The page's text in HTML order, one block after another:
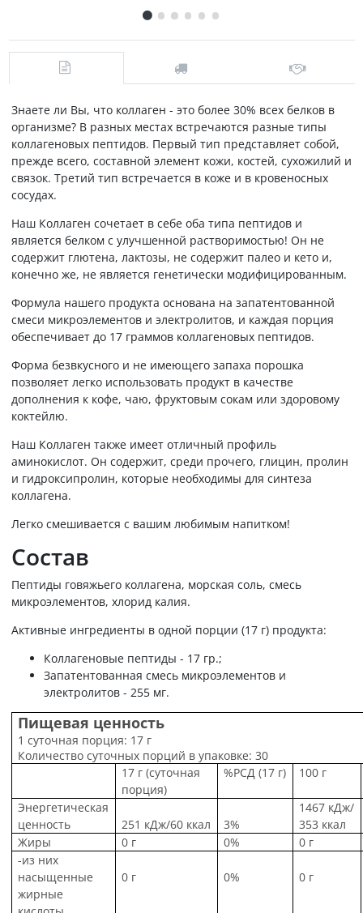
Знаете ли Вы, что коллаген - это более 30% всех белков в
организме? В разных местах встречаются разные типы
коллагеновых пептидов. Первый тип представляет собой,
прежде всего, составной элемент кожи, костей, сухожилий и
связок. Третий тип встречается в коже и в кровеносных
сосудах.
Наш Коллаген сочетает в себе оба типа пептидов и
является белком с улучшенной растворимостью! Он не
содержит глютена, лактозы, не содержит палео и кето и,
конечно же, не является генетически модифицированным.
Формула нашего продукта основана на запатентованной
смеси микроэлементов и электролитов, и каждая порция
обеспечивает до 17 граммов коллагеновых пептидов.
Форма безвкусного и не имеющего запаха порошка
позволяет легко использовать продукт в качестве
дополнения к кофе, чаю, фруктовым сокам или здоровому
коктейлю.
Наш Коллаген также имеет отличный профиль
аминокислот. Он содержит, среди прочего, глицин, пролин
и гидроксипролин, которые необходимы для синтеза
коллагена.
Легко смешивается с вашим любимым напитком!
Состав
Пептиды говяжьего коллагена, морская соль, смесь
микроэлементов, хлорид калия.
Активные ингредиенты в одной порции (17 г) продукта:
Коллагеновые пептиды - 17 гр.;
Запатентованная смесь микроэлементов и
электролитов - 255 мг.
Пищевая ценность
1 суточная порция: 17 г
Количество суточных порций в упаковке: 30
17 г (суточная
порция)
%РСД (17 г) 100 г
Энергетическая
ценность
251 кДж/60 ккал 3%
1467 кДж/
353 ккал
Жиры
0 г 0%
0 г
-из них
насыщенные
жирные
0 г 0% 0 г